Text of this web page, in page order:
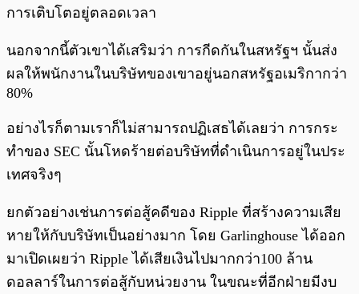
การเติบโตอยู่ตลอดเวลา
นอกจากนี้ตัวเขาได้เสริมว่า การกีดกันในสหรัฐฯ นั้นส่ง
ผลให้พนักงานในบริษัทของเขาอยู่นอกสหรัฐอเมริกากว่า
80%
อย่างไรก็ตามเราก็ไม่สามารถปฏิเสธได้เลยว่า การกระ
ทำของ SEC นั้นโหดร้ายต่อบริษัทที่ดำเนินการอยู่ในประ
เทศจริงๆ
ยกตัวอย่างเช่นการต่อสู้คดีของ Ripple ที่สร้างความเสีย
หายให้กับบริษัทเป็นอย่างมาก โดย Garlinghouse ได้ออก
มาเปิดเผยว่า Ripple ได้เสียเงินไปมากกว่า100 ล้าน
ดอลลาร์ในการต่อสู้กับหน่วยงาน ในขณะที่อีกฝ่ายมีงบ